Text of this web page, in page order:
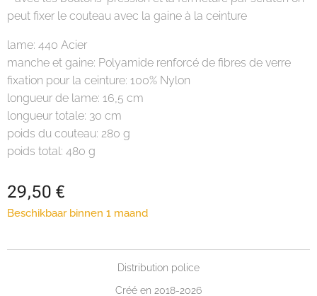
peut fixer le couteau avec la gaine à la ceinture
lame: 440 Acier
manche et gaine: Polyamide renforcé de fibres de verre
fixation pour la ceinture: 100% Nylon
longueur de lame: 16,5 cm
longueur totale: 30 cm
poids du couteau: 280 g
poids total: 480 g
29,50 €
Beschikbaar binnen 1 maand
Distribution police
Créé en 2018-2026